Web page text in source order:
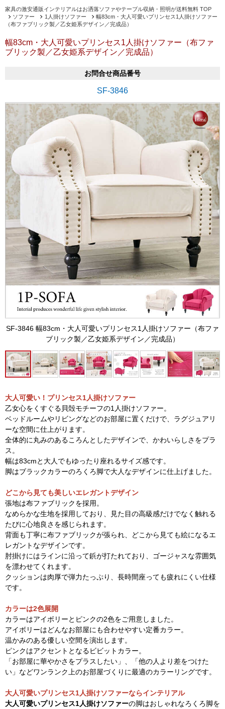
家具の激安通販インテリアルはお洒落ソファやテーブル収納・照明が送料無料 TOP
ソファー
1人掛けソファー
幅83cm・大人可愛いプリンセス1人掛けソファー
（布ファブリック製／乙女姫系デザイン／完成品）
幅83cm・大人可愛いプリンセス1人掛けソファー（布ファ
ブリック製／乙女姫系デザイン／完成品）
お問合せ商品番号
SF-3846
SF-3846 幅83cm・大人可愛いプリンセス1人掛けソファー（布ファ
ブリック製／乙女姫系デザイン／完成品）
大人可愛い！プリンセス1人掛けソファー
乙女心をくすぐる貝殻モチーフの1人掛けソファー。
ベッドルームやリビングなどのお部屋に置くだけで、ラグジュアリ
ーな空間に仕上がります。
全体的に丸みのあるころんとしたデザインで、かわいらしさをプラ
ス。
幅は83cmと大人でもゆったり座れるサイズ感です。
脚はブラックカラーのろくろ脚で大人なデザインに仕上げました。
どこから見ても美しいエレガントデザイン
張地は布ファブリックを採用。
なめらかな生地を採用しており、見た目の高級感だけでなく触れる
たびに心地良さを感じられます。
背面も丁寧に布ファブリックが張られ、どこから見ても絵になるエ
レガントなデザインです。
肘掛けにはラインに沿って鋲が打たれており、ゴージャスな雰囲気
を漂わせてくれます。
クッションは肉厚で弾力たっぷり、長時間座っても疲れにくい仕様
です。
カラーは2色展開
カラーはアイボリーとピンクの2色をご用意しました。
アイボリーはどんなお部屋にも合わせやすい定番カラー。
温かみのある優しい空間を演出します。
ピンクはアクセントとなるビビットカラー。
「お部屋に華やかさをプラスしたい」、「他の人より差をつけた
い」などワンランク上のお部屋づくりに最適のカラーリングです。
大人可愛いプリンセス1人掛けソファーならインテリアル
大人可愛いプリンセス1人掛けソファーの脚はおしゃれなろくろ脚を